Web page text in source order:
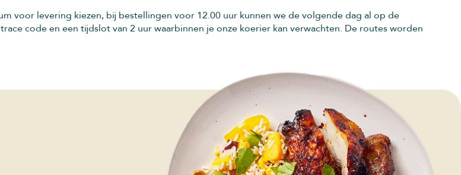
voor levering kiezen, bij bestellingen voor 12.00 uur kunnen we de volgende dag al op de
code en een tijdslot van 2 uur waarbinnen je onze koerier kan verwachten. De routes worden